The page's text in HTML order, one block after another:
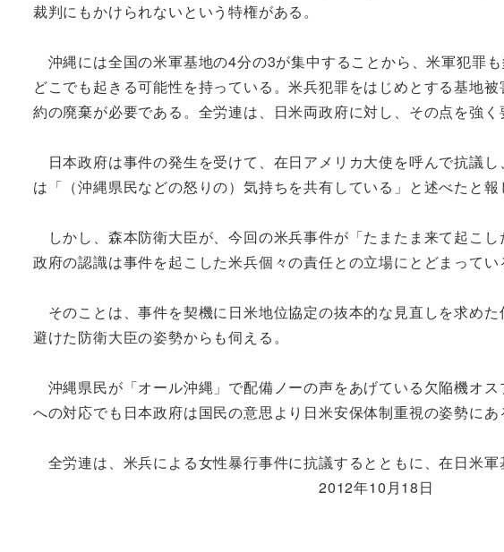
裁判にもかけられないという特権がある。
沖縄には全国の米軍基地の4分の3が集中することから、米軍犯罪
どこでも起きる可能性を持っている。米兵犯罪をはじめとする基地
約の廃棄が必要である。全労連は、日米両政府に対し、その点を強く
日本政府は事件の発生を受けて、在日アメリカ大使を呼んで抗議
は「（沖縄県民などの怒りの）気持ちを共有している」と述べたと報
しかし、森本防衛大臣が、今回の米兵事件が「たまたま来て起こ
政府の認識は事件を起こした米兵個々の責任との立場にとどまってい
そのことは、事件を契機に日米地位協定の抜本的な見直しを求め
避けた防衛大臣の姿勢からも伺える。
沖縄県民が「オール沖縄」で配備ノーの声をあげている欠陥機オ
への対応でも日本政府は国民の意思より日米安保体制重視の姿勢に
全労連は、米兵による女性暴行事件に抗議するとともに、在日米軍
2012年10月18日
事務局長 小